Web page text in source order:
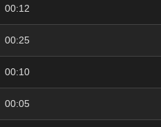
00:12
00:25
00:10
00:05